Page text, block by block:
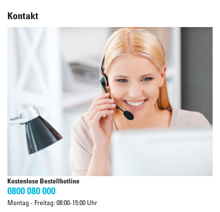
Kontakt
Kostenlose Bestellhotline
0800 080 000
Montag - Freitag: 08:00-15:00 Uhr